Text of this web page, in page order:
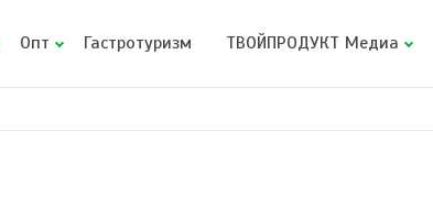
Опт Гастротуризм ТВОЙПРОДУКТ Медиа